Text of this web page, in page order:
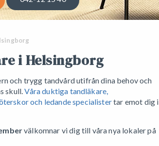
i Helsingborg
och trygg tandvård utifrån dina behov och
skull.Våra duktiga tandläkare,
och ledande specialistertar emot dig i
välkomnar vi dig till våra nya lokaler på